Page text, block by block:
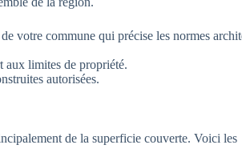
votre commune qui précise les normes
aux limites de propriété.
autorisées.
de la superficie couverte. Voici les